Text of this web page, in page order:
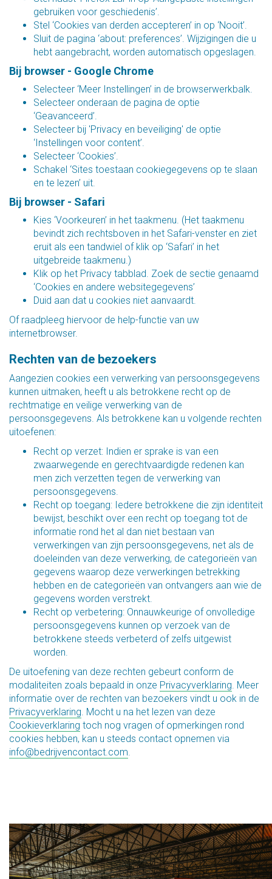
gebruiken voor geschiedenis’.
Stel ‘Cookies van derden accepteren’ in op ‘Nooit’.
Sluit de pagina ‘about: preferences’. Wijzigingen die u
hebt aangebracht, worden automatisch opgeslagen.
Bij browser - Google Chrome
Selecteer ‘Meer Instellingen’ in de browserwerkbalk.
Selecteer onderaan de pagina de optie
‘Geavanceerd’.
Selecteer bij 'Privacy en beveiliging' de optie
‘Instellingen voor content’.
Selecteer ‘Cookies’.
Schakel ‘Sites toestaan cookiegegevens op te slaan
en te lezen’ uit.
Bij browser - Safari
Kies ‘Voorkeuren’ in het taakmenu. (Het taakmenu
bevindt zich rechtsboven in het Safari-venster en ziet
eruit als een tandwiel of klik op ‘Safari’ in het
uitgebreide taakmenu.)
Klik op het Privacy tabblad. Zoek de sectie genaamd
‘Cookies en andere websitegegevens’
Duid aan dat u cookies niet aanvaardt.
Of raadpleeg hiervoor de help-functie van uw
internetbrowser.
Rechten van de bezoekers
Aangezien cookies een verwerking van persoonsgegevens
kunnen uitmaken, heeft u als betrokkene recht op de
rechtmatige en veilige verwerking van de
persoonsgegevens. Als betrokkene kan u volgende rechten
uitoefenen:
Recht op verzet: Indien er sprake is van een
zwaarwegende en gerechtvaardigde redenen kan
men zich verzetten tegen de verwerking van
persoonsgegevens.
Recht op toegang: Iedere betrokkene die zijn identiteit
bewijst, beschikt over een recht op toegang tot de
informatie rond het al dan niet bestaan van
verwerkingen van zijn persoonsgegevens, net als de
doeleinden van deze verwerking, de categorieën van
gegevens waarop deze verwerkingen betrekking
hebben en de categorieën van ontvangers aan wie de
gegevens worden verstrekt.
Recht op verbetering: Onnauwkeurige of onvolledige
persoonsgegevens kunnen op verzoek van de
betrokkene steeds verbeterd of zelfs uitgewist
worden.
De uitoefening van deze rechten gebeurt conform de
modaliteiten zoals bepaald in onze Privacyverklaring. Meer
informatie over de rechten van bezoekers vindt u ook in de
Privacyverklaring. Mocht u na het lezen van deze
Cookieverklaring toch nog vragen of opmerkingen rond
cookies hebben, kan u steeds contact opnemen via
info@bedrijvencontact.com.